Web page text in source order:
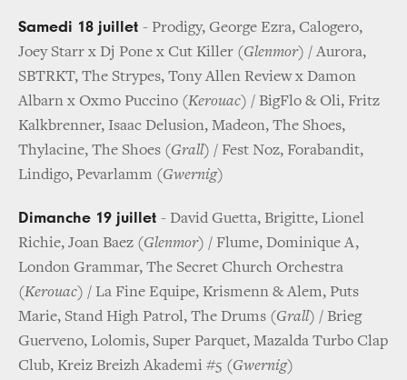
Samedi 18 juillet - Prodigy, George Ezra, Calogero,
Joey Starr x Dj Pone x Cut Killer (Glenmor) / Aurora,
SBTRKT, The Strypes, Tony Allen Review x Damon
Albarn x Oxmo Puccino (Kerouac) / BigFlo & Oli, Fritz
Kalkbrenner, Isaac Delusion, Madeon, The Shoes,
Thylacine, The Shoes (Grall) / Fest Noz, Forabandit,
Lindigo, Pevarlamm (Gwernig)
Dimanche 19 juillet - David Guetta, Brigitte, Lionel
Richie, Joan Baez (Glenmor) / Flume, Dominique A,
London Grammar, The Secret Church Orchestra
(Kerouac) / La Fine Equipe, Krismenn & Alem, Puts
Marie, Stand High Patrol, The Drums (Grall) / Brieg
Guerveno, Lolomis, Super Parquet, Mazalda Turbo Clap
Club, Kreiz Breizh Akademi #5 (Gwernig)